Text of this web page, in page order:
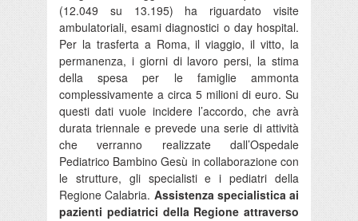
(12.049 su 13.195) ha riguardato visite
ambulatoriali, esami diagnostici o day hospital.
Per la trasferta a Roma, il viaggio, il vitto, la
permanenza, i giorni di lavoro persi, la stima
della spesa per le famiglie ammonta
complessivamente a circa 5 milioni di euro. Su
questi dati vuole incidere l’accordo, che avrà
durata triennale e prevede una serie di attività
che verranno realizzate dall’Ospedale
Pediatrico Bambino Gesù in collaborazione con
le strutture, gli specialisti e i pediatri della
Regione Calabria. Assistenza specialistica ai
pazienti pediatrici della Regione attraverso